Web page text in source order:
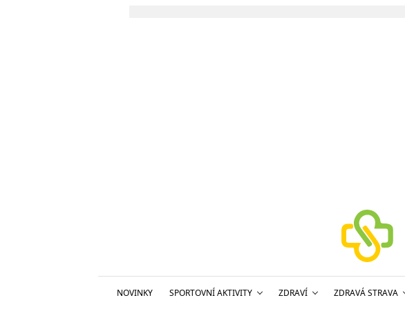
NOVINKY SPORTOVNÍ AKTIVITY ZDRAVÍ ZDRAVÁ STRAVA